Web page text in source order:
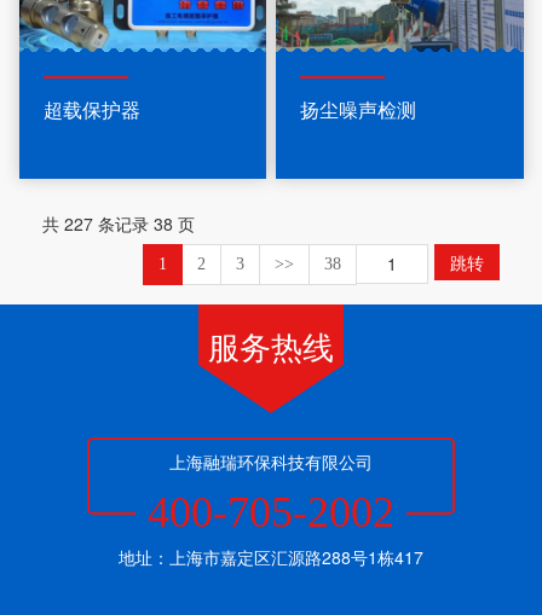
超载保护器 扬尘噪声检测
共 227 条记录 38 页
1 2 3 >> 38 跳转
服务热线
上海融瑞环保科技有限公司
400-705-2002
地址：上海市嘉定区汇源路288号1栋417